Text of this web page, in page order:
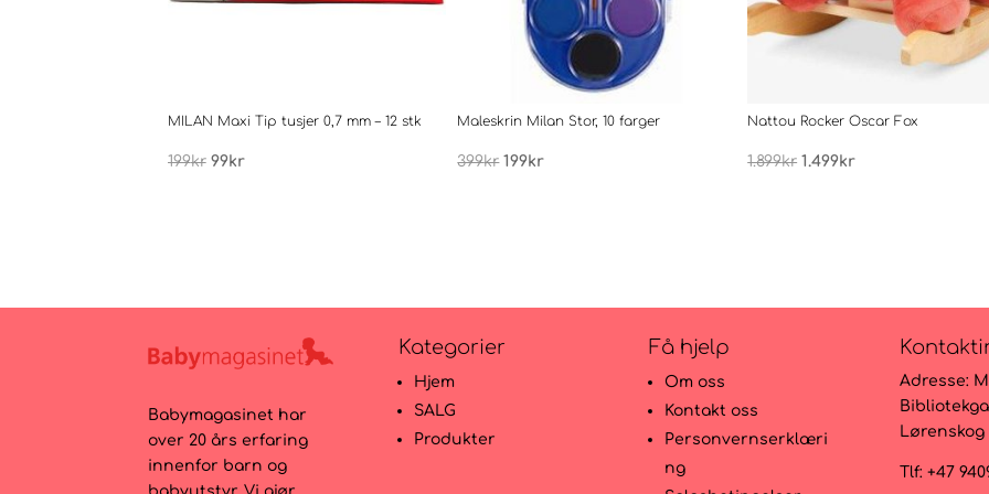
MILAN Maxi Tip tusjer 0,7 mm – 12 stk
199kr Opprinnelig
99krNåværende
Maleskrin Milan Stor, 10 farger
399kr Opprinnelig
199krNåværende
Nattou Rocker Oscar Fox
1.899kr Opprinnelig
1.499krNåværende
Babymagasinet har
over 20 års erfaring
innenfor barn og
Kategorier
Hjem
SALG
Produkter
Få hjelp
Om oss
Kontakt oss
Personvernserklæri
ng
Adresse:
Lørenskog
Tlf: +47